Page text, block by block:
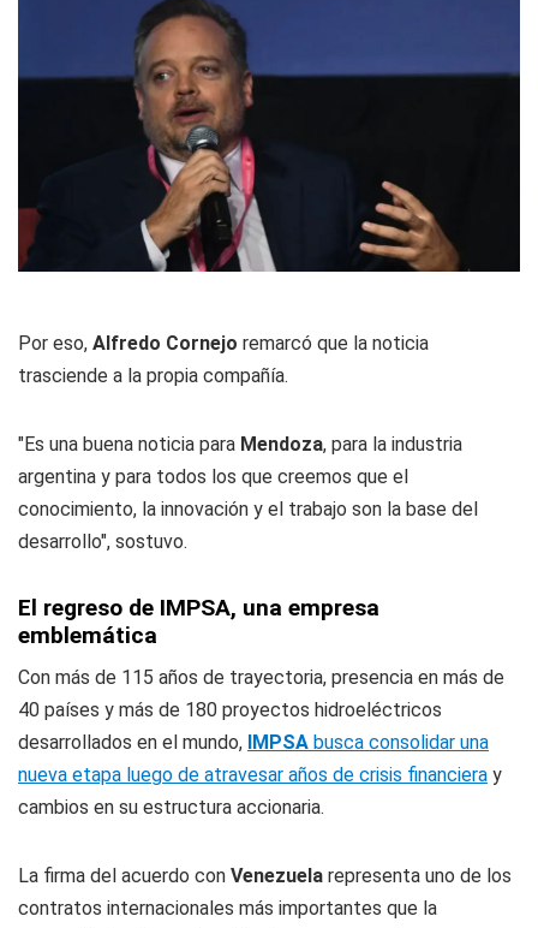
Por eso, Alfredo Cornejo remarcó que la noticia
trasciende a la propia compañía.
"Es una buena noticia para Mendoza, para la industria
argentina y para todos los que creemos que el
conocimiento, la innovación y el trabajo son la base del
desarrollo", sostuvo.
El regreso de IMPSA, una empresa
emblemática
Con más de 115 años de trayectoria, presencia en más de
40 países y más de 180 proyectos hidroeléctricos
desarrollados en el mundo, IMPSA busca consolidar una
nueva etapa luego de atravesar años de crisis financiera y
cambios en su estructura accionaria.
La firma del acuerdo con Venezuela representa uno de los
contratos internacionales más importantes que la